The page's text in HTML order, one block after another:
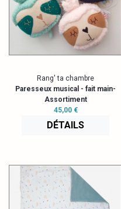
Rang' ta chambre
Paresseux musical - fait main-
Assortiment
45,00 €
DÉTAILS